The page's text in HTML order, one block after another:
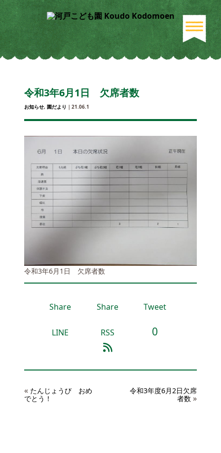
令和3年6月1日 欠席者数
お知らせ, 園だより ｜21.06.1
令和3年6月1日 欠席者数
Share Share Tweet
LINE RSS 0
« たんじょうび おめ
でとう！
令和3年度6月2日欠席
者数 »